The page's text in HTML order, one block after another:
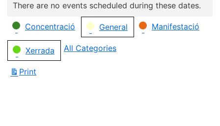
There are no events scheduled during these dates.
Categories
Concentració General Manifestació
Xerrada All Categories
Print